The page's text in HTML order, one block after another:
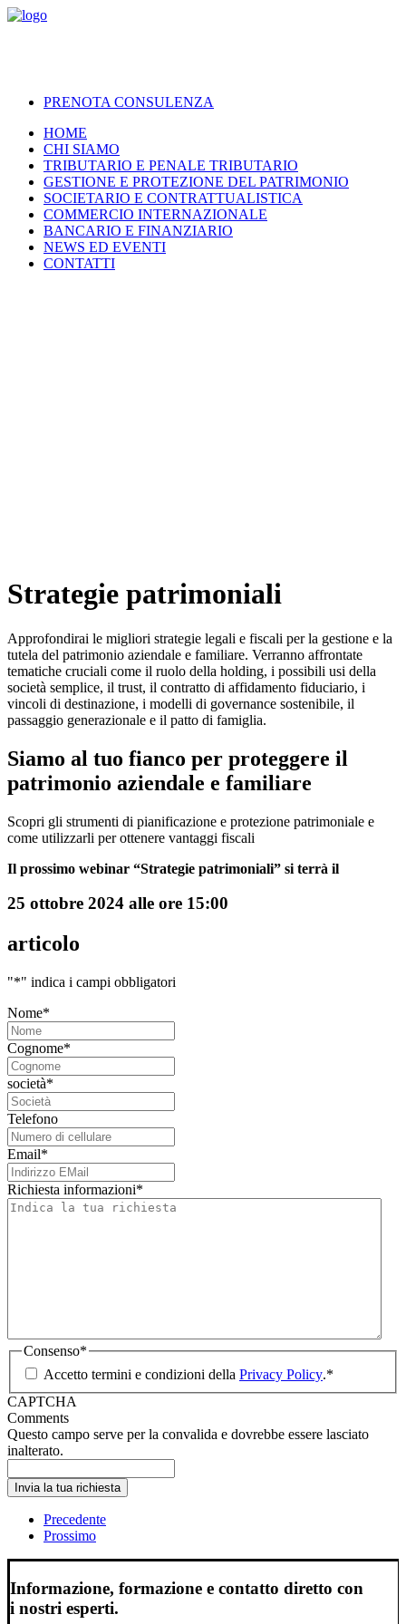
PRENOTA CONSULENZA
HOME
CHI SIAMO
TRIBUTARIO E PENALE TRIBUTARIO
GESTIONE E PROTEZIONE DEL PATRIMONIO
SOCIETARIO E CONTRATTUALISTICA
COMMERCIO INTERNAZIONALE
BANCARIO E FINANZIARIO
NEWS ED EVENTI
CONTATTI
Strategie patrimoniali
Approfondirai le migliori strategie legali e fiscali per la gestione e la
tutela del patrimonio aziendale e familiare. Verranno affrontate
tematiche cruciali come il ruolo della holding, i possibili usi della
società semplice, il trust, il contratto di affidamento fiduciario, i
vincoli di destinazione, i modelli di governance sostenibile, il
passaggio generazionale e il patto di famiglia.
Siamo al tuo fianco per proteggere il
patrimonio aziendale e familiare
Scopri gli strumenti di pianificazione e protezione patrimoniale e
come utilizzarli per ottenere vantaggi fiscali
Il prossimo webinar “Strategie patrimoniali” si terrà il
25 ottobre 2024 alle ore 15:00
articolo
"*" indica i campi obbligatori
Nome*
Cognome*
società*
Telefono
Email*
Richiesta informazioni*
Consenso*
Accetto termini e condizioni della Privacy Policy.*
CAPTCHA
Comments
Questo campo serve per la convalida e dovrebbe essere lasciato
inalterato.
Precedente
Prossimo
Informazione, formazione e contatto diretto con
i nostri esperti.